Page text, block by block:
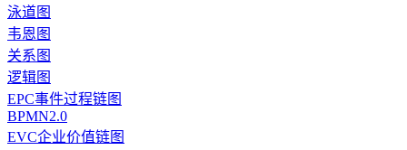
泳道图
韦恩图
关系图
逻辑图
EPC事件过程链图
BPMN2.0
EVC企业价值链图